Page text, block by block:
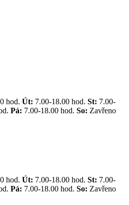
hod. Út: 7.00-18.00 hod. St: 7.00-
Pá: 7.00-18.00 hod. So: Zavřeno
hod. Út: 7.00-18.00 hod. St: 7.00-
Pá: 7.00-18.00 hod. So: Zavřeno